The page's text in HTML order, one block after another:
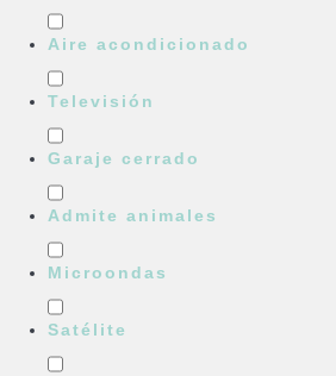
Aire acondicionado
Televisión
Garaje cerrado
Admite animales
Microondas
Satélite